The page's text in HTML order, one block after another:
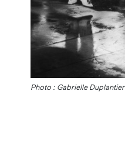
Photo : Gabrielle Duplantier